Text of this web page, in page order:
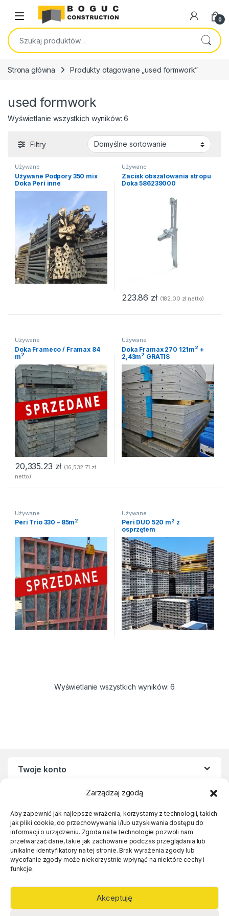
Zarządzaj zgodą
Aby zapewnić jak najlepsze wrażenia, korzystamy z technologii, takich
jak pliki cookie, do przechowywania i/lub uzyskiwania dostępu do
informacji o urządzeniu. Zgoda na te technologie pozwoli nam
przetwarzać dane, takie jak zachowanie podczas przeglądania lub
unikalne identyfikatory na tej stronie. Brak wyrażenia zgody lub
wycofanie zgody może niekorzystnie wpłynąć na niektóre cechy i
funkcje.
Akceptuję
Skip to navigation
Skip to content
Open 0
Szukaj:
Strona główna Produkty otagowane „used formwork”
used formwork
Wyświetlanie wszystkich wyników: 6
Filtry
Używane
Używane Podpory 350 mix
Doka Peri inne
Używane
Zacisk obszalowania stropu
Doka 586239000
223.86 zł (182.00 zł netto)
Używane
Doka Frameco / Framax 84
m2
20,335.23 zł (16,532.71 zł
netto)
Używane
Doka Framax 270 121m2 +
2,43m2 GRATIS
Używane
Peri Trio 330 – 85m2
Używane
Peri DUO 520 m2 z
osprzętem
Wyświetlanie wszystkich wyników: 6
Twoje konto
Linki